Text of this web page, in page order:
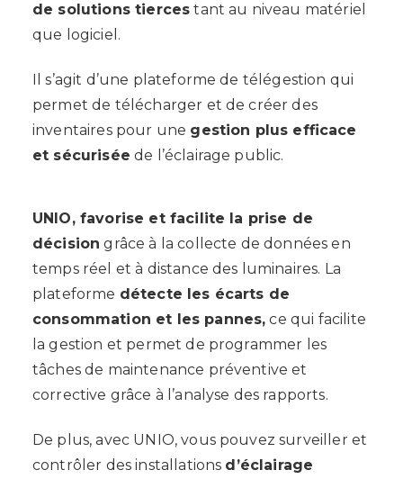
de solutions tierces tant au niveau matériel
que logiciel.
Il s’agit d’une plateforme de télégestion qui
permet de télécharger et de créer des
inventaires pour une gestion plus efficace
et sécurisée de l’éclairage public.
UNIO, favorise et facilite la prise de
décision grâce à la collecte de données en
temps réel et à distance des luminaires. La
plateforme détecte les écarts de
consommation et les pannes, ce qui facilite
la gestion et permet de programmer les
tâches de maintenance préventive et
corrective grâce à l’analyse des rapports.
De plus, avec UNIO, vous pouvez surveiller et
contrôler des installations d’éclairage